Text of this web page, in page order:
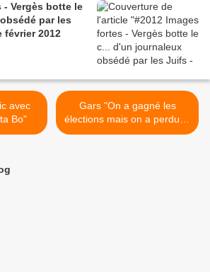
- Vergès botte le
par les
février 2012
Bo"
Gars "On a gagné les
élections mais on a perdu la
guerre" du moment -